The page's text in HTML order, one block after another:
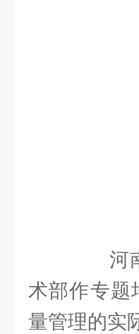
河南
术部作专题
量管理的实